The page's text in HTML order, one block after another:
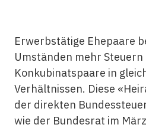
Erwerbstätige Ehepaare
Umständen mehr Steuern
Konkubinatspaare in
Verhältnissen. Diese
der direkten
wie der Bundesrat im